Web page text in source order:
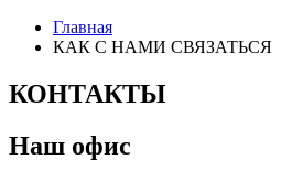
Главная
КАК С НАМИ СВЯЗАТЬСЯ
КОНТАКТЫ
Наш офис